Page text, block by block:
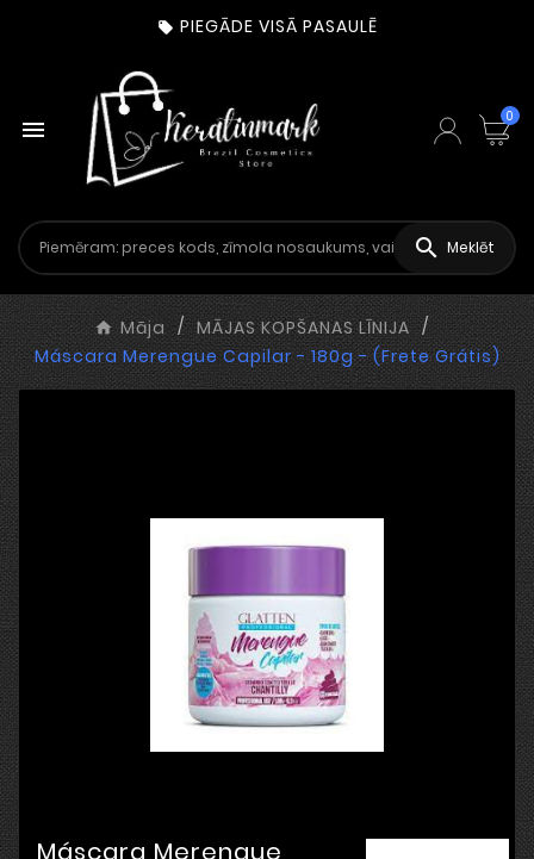
 PIEGĀDE VISĀ PASAULĒ
 0
 Meklēt
Māja
MĀJAS KOPŠANAS LĪNIJA
Máscara Merengue Capilar - 180g - (Frete Grátis)
Máscara Merengue